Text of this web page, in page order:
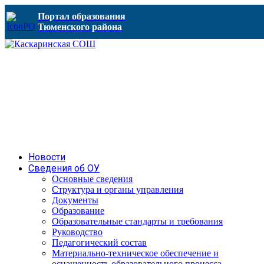
Портал образования
Тюменского района
Новости
Сведения об ОУ
Основные сведения
Структура и органы управления
Документы
Образование
Образовательные стандарты и требования
Руководство
Педагогический состав
Материально-техническое обеспечение и